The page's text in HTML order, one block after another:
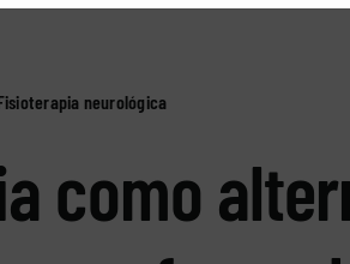
neurológica
como